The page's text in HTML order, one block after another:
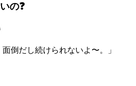
の❓
倒だし続けられないよ〜。」